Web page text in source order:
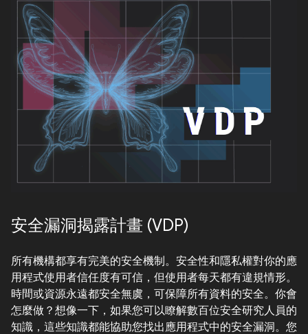
安全漏洞揭露計畫 (VDP)
所有機構都享有完美的安全機制。安全性和隱私權對你的應
用程式使用者信任度有可信，但使用者每天都有違規情形。
時間或資源永遠都安全無虞，可保障所有資料的安全。你會
怎麼做？想像一下，如果您可以瞭解數百位安全研究人員的
知識，這些知識都能協助您找出應用程式中的安全漏洞。您